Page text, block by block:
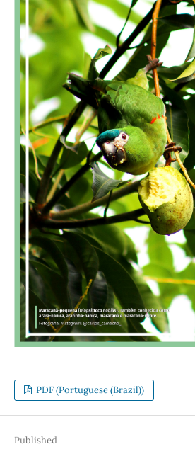
PDF (Portuguese (Brazil))
Published